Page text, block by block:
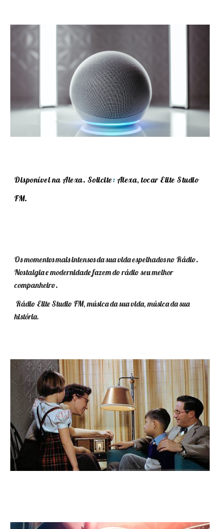
Disponível na Alexa. Solicite: Alexa, tocar Elite Studio
FM.
Os momentos mais intensos da sua vida espelhados no Rádio.
Nostalgia e modernidade fazem do rádio seu melhor
companheiro.
Rádio Elite Studio FM, música da sua vida, música da sua
história.